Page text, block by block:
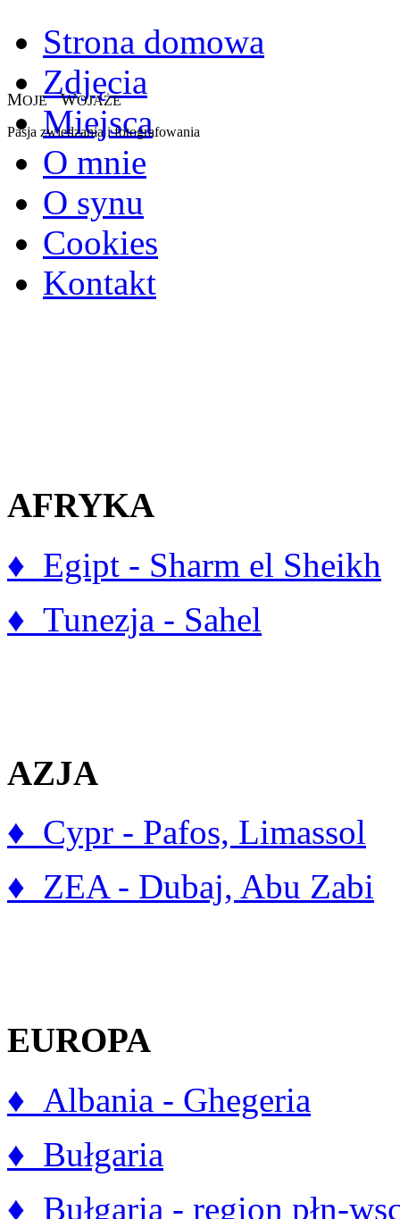
MOJE WOJAŻE
Pasja zwiedzania i fotografowania
Strona domowa
Zdjęcia
Miejsca
O mnie
O synu
Cookies
Kontakt
AFRYKA
♦ Egipt - Sharm el Sheikh
♦ Tunezja - Sahel
AZJA
♦ Cypr - Pafos, Limassol
♦ ZEA - Dubaj, Abu Zabi
EUROPA
♦ Albania - Ghegeria
♦ Bułgaria
♦ Bułgaria - region płn-